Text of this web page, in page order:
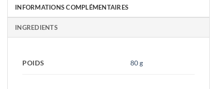
INFORMATIONS COMPLÉMENTAIRES
INGREDIENTS
POIDS 80 g